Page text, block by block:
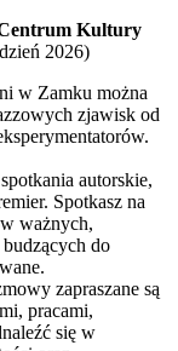
Kultury
2026)
w Zamku można
zjawisk od
autorskie,
Spotkasz na
ważnych,
do
zapraszane są
pracami,
się w